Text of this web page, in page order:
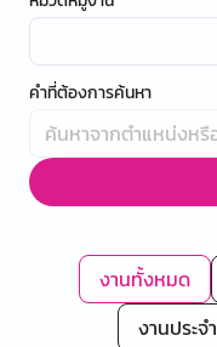
คำที่ต้องการค้นหา
งานทั้งหมด
งานประจำ